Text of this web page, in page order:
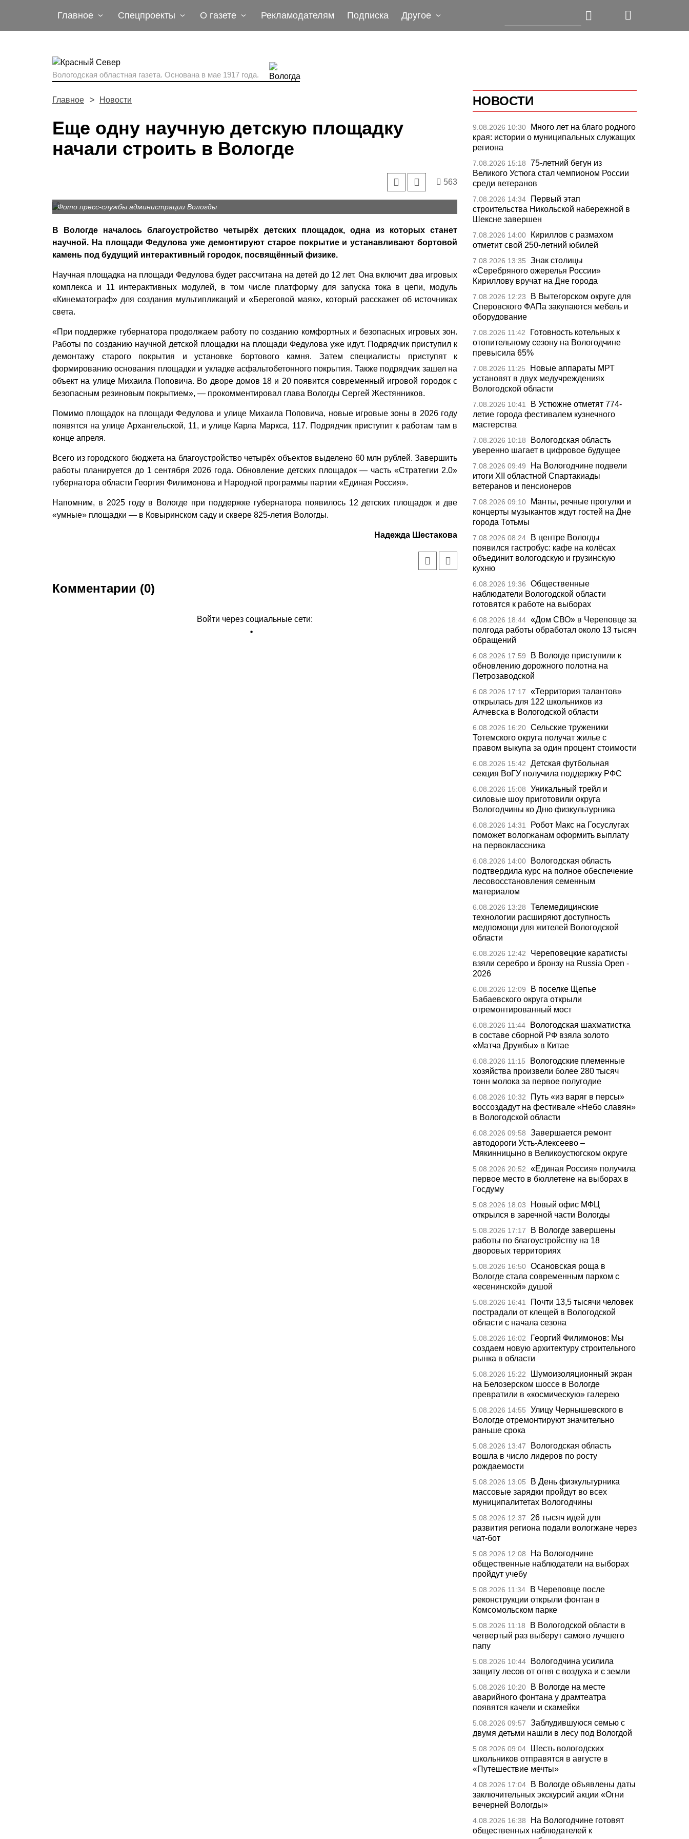
Главное Спецпроекты О газете Рекламодателям Подписка Другое
Вологодская областная газета. Основана в мае 1917 года.
Главное Новости
Еще одну научную детскую площадку
начали строить в Вологде
563
Фото пресс-службы администрации Вологды
В Вологде началось благоустройство четырёх детских площадок, одна из которых станет
научной. На площади Федулова уже демонтируют старое покрытие и устанавливают бортовой
камень под будущий интерактивный городок, посвящённый физике.
Научная площадка на площади Федулова будет рассчитана на детей до 12 лет. Она включит два игровых
комплекса и 11 интерактивных модулей, в том числе платформу для запуска тока в цепи, модуль
«Кинематограф» для создания мультипликаций и «Береговой маяк», который расскажет об источниках
света.
«При поддержке губернатора продолжаем работу по созданию комфортных и безопасных игровых зон.
Работы по созданию научной детской площадки на площади Федулова уже идут. Подрядчик приступил к
демонтажу старого покрытия и установке бортового камня. Затем специалисты приступят к
формированию основания площадки и укладке асфальтобетонного покрытия. Также подрядчик зашел на
объект на улице Михаила Поповича. Во дворе домов 18 и 20 появится современный игровой городок с
безопасным резиновым покрытием», — прокомментировал глава Вологды Сергей Жестянников.
Помимо площадок на площади Федулова и улице Михаила Поповича, новые игровые зоны в 2026 году
появятся на улице Архангельской, 11, и улице Карла Маркса, 117. Подрядчик приступит к работам там в
конце апреля.
Всего из городского бюджета на благоустройство четырёх объектов выделено 60 млн рублей. Завершить
работы планируется до 1 сентября 2026 года. Обновление детских площадок — часть «Стратегии 2.0»
губернатора области Георгия Филимонова и Народной программы партии «Единая Россия».
Напомним, в 2025 году в Вологде при поддержке губернатора появилось 12 детских площадок и две
«умные» площадки — в Ковыринском саду и сквере 825-летия Вологды.
Надежда Шестакова
Комментарии (0)
Войти через социальные сети:
НОВОСТИ
9.08.2026 10:30
Много лет на благо родного
края: истории о муниципальных служащих
региона
7.08.2026 15:18
75-летний бегун из
Великого Устюга стал чемпионом России
среди ветеранов
7.08.2026 14:34
Первый этап
строительства Никольской набережной в
Шексне завершен
7.08.2026 14:00
Кириллов с размахом
отметит свой 250-летний юбилей
7.08.2026 13:35
Знак столицы
«Серебряного ожерелья России»
Кириллову вручат на Дне города
7.08.2026 12:23
В Вытегорском округе для
Сперовского ФАПа закупаются мебель и
оборудование
7.08.2026 11:42
Готовность котельных к
отопительному сезону на Вологодчине
превысила 65%
7.08.2026 11:25
Новые аппараты МРТ
установят в двух медучреждениях
Вологодской области
7.08.2026 10:41
В Устюжне отметят 774-
летие города фестивалем кузнечного
мастерства
7.08.2026 10:18
Вологодская область
уверенно шагает в цифровое будущее
7.08.2026 09:49
На Вологодчине подвели
итоги XII областной Спартакиады
ветеранов и пенсионеров
7.08.2026 09:10
Манты, речные прогулки и
концерты музыкантов ждут гостей на Дне
города Тотьмы
7.08.2026 08:24
В центре Вологды
появился гастробус: кафе на колёсах
объединит вологодскую и грузинскую
кухню
6.08.2026 19:36
Общественные
наблюдатели Вологодской области
готовятся к работе на выборах
6.08.2026 18:44 «Дом СВО» в Череповце за
полгода работы обработал около 13 тысяч
обращений
6.08.2026 17:59
В Вологде приступили к
обновлению дорожного полотна на
Петрозаводской
6.08.2026 17:17
«Территория талантов»
открылась для 122 школьников из
Алчевска в Вологодской области
6.08.2026 16:20 Сельские труженики
Тотемского округа получат жилье с
правом выкупа за один процент стоимости
6.08.2026 15:42
Детская футбольная
секция ВоГУ получила поддержку РФС
6.08.2026 15:08
Уникальный трейл и
силовые шоу приготовили округа
Вологодчины ко Дню физкультурника
6.08.2026 14:31
Робот Макс на Госуслугах
поможет вологжанам оформить выплату
на первоклассника
6.08.2026 14:00
Вологодская область
подтвердила курс на полное обеспечение
лесовосстановления семенным
материалом
6.08.2026 13:28
Телемедицинские
технологии расширяют доступность
медпомощи для жителей Вологодской
области
6.08.2026 12:42
Череповецкие каратисты
взяли серебро и бронзу на Russia Open -
2026
6.08.2026 12:09
В поселке Щепье
Бабаевского округа открыли
отремонтированный мост
6.08.2026 11:44
Вологодская шахматистка
в составе сборной РФ взяла золото
«Матча Дружбы» в Китае
6.08.2026 11:15
Вологодские племенные
хозяйства произвели более 280 тысяч
тонн молока за первое полугодие
6.08.2026 10:32
Путь «из варяг в персы»
воссоздадут на фестивале «Небо славян»
в Вологодской области
6.08.2026 09:58
Завершается ремонт
автодороги Усть-Алексеево –
Мякинницыно в Великоустюгском округе
5.08.2026 20:52
«Единая Россия» получила
первое место в бюллетене на выборах в
Госдуму
5.08.2026 18:03
Новый офис МФЦ
открылся в заречной части Вологды
5.08.2026 17:17
В Вологде завершены
работы по благоустройству на 18
дворовых территориях
5.08.2026 16:50 Осановская роща в
Вологде стала современным парком с
«есенинской» душой
5.08.2026 16:41
Почти 13,5 тысячи человек
пострадали от клещей в Вологодской
области с начала сезона
5.08.2026 16:02
Георгий Филимонов: Мы
создаем новую архитектуру строительного
рынка в области
5.08.2026 15:22
Шумоизоляционный экран
на Белозерском шоссе в Вологде
превратили в «космическую» галерею
5.08.2026 14:55
Улицу Чернышевского в
Вологде отремонтируют значительно
раньше срока
5.08.2026 13:47
Вологодская область
вошла в число лидеров по росту
рождаемости
5.08.2026 13:05
В День физкультурника
массовые зарядки пройдут во всех
муниципалитетах Вологодчины
5.08.2026 12:37
26 тысяч идей для
развития региона подали вологжане через
чат-бот
5.08.2026 12:08
На Вологодчине
общественные наблюдатели на выборах
пройдут учебу
5.08.2026 11:34
В Череповце после
реконструкции открыли фонтан в
Комсомольском парке
5.08.2026 11:18
В Вологодской области в
четвертый раз выберут самого лучшего
папу
5.08.2026 10:44
Вологодчина усилила
защиту лесов от огня с воздуха и с земли
5.08.2026 10:20
В Вологде на месте
аварийного фонтана у драмтеатра
появятся качели и скамейки
5.08.2026 09:57
Заблудившуюся семью с
двумя детьми нашли в лесу под Вологдой
5.08.2026 09:04
Шесть вологодских
школьников отправятся в августе в
«Путешествие мечты»
4.08.2026 17:04
В Вологде объявлены даты
заключительных экскурсий акции «Огни
вечерней Вологды»
4.08.2026 16:38
На Вологодчине готовят
общественных наблюдателей к